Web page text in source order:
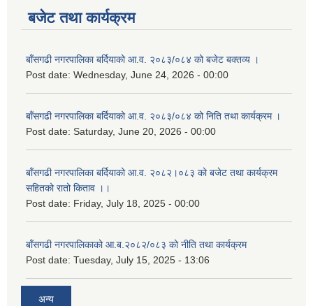
बजेट तथा कार्यक्रम
बाँसगढी नगरपालिका बर्दियाको आ.व. २०८३/०८४ को बजेट बक्तव्य ।
Post date: Wednesday, June 24, 2026 - 00:00
बाँसगढी नगरपालिका बर्दियाको आ.व. २०८३/०८४ को निति तथा कार्यक्रम ।
Post date: Saturday, June 20, 2026 - 00:00
बाँसगढी नगरपालिका बर्दियाको आ.व. २०८२।०८३ को बजेट तथा कार्यक्रम
सहितको रातो किताव ।।
Post date: Friday, July 18, 2025 - 00:00
बाँसगढी नगरपालिकाको आ.ब.२०८२/०८३ को नीति तथा कार्यक्रम
Post date: Tuesday, July 15, 2025 - 13:06
अन्य